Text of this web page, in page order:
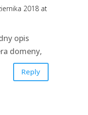
2018 at
opis
domeny,
Reply